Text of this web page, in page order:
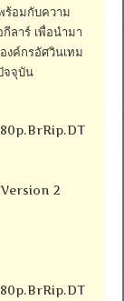
ร้อมกับความ
ลาร์ เพื่อนำมา
งค์กรอัศวินเทม
จจุบัน
2